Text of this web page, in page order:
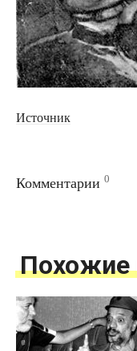
Источник
Комментарии 0
Похожие